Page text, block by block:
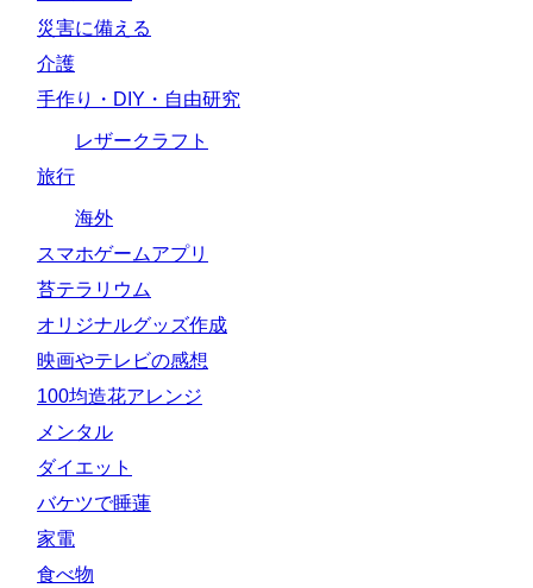
災害に備える
介護
手作り・DIY・自由研究
レザークラフト
旅行
海外
スマホゲームアプリ
苔テラリウム
オリジナルグッズ作成
映画やテレビの感想
100均造花アレンジ
メンタル
ダイエット
バケツで睡蓮
家電
食べ物